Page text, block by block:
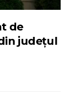
de
județul